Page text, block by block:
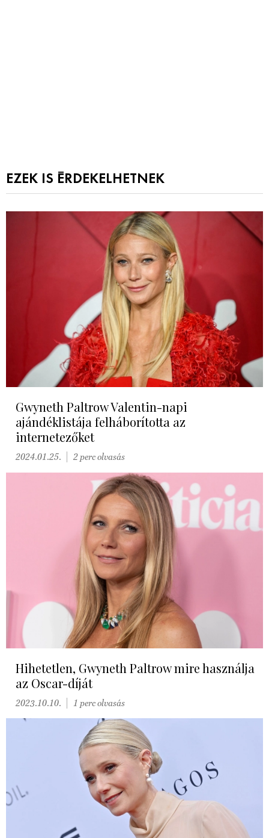
EZEK IS ÉRDEKELHETNEK
Gwyneth Paltrow Valentin-napi
ajándéklistája felháborította az
internetezőket
2024.01.25. 2 perc olvasás
Hihetetlen, Gwyneth Paltrow mire használja
az Oscar-díját
2023.10.10. 1 perc olvasás